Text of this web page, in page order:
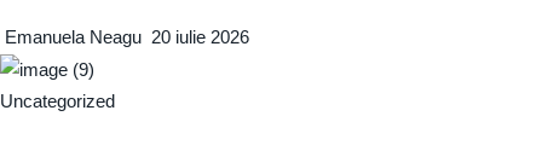
Emanuela Neagu 20 iulie 2026
Uncategorized